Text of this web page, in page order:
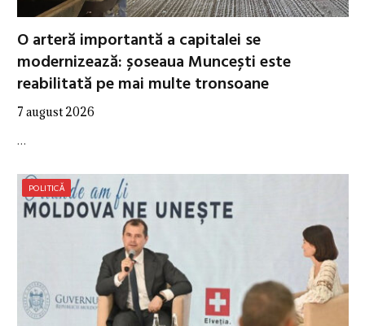
O arteră importantă a capitalei se
modernizează: șoseaua Muncești este
reabilitată pe mai multe tronsoane
7 august 2026
…
POLITICĂ